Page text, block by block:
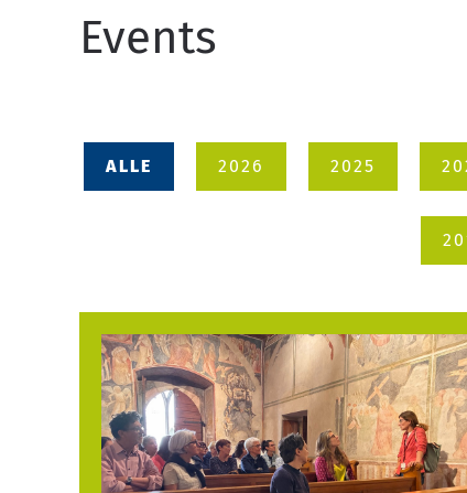
Events
ALLE 2026 2025